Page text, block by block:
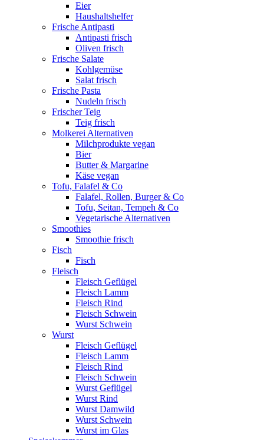
Eier
Haushaltshelfer
Frische Antipasti
Antipasti frisch
Oliven frisch
Frische Salate
Kohlgemüse
Salat frisch
Frische Pasta
Nudeln frisch
Frischer Teig
Teig frisch
Molkerei Alternativen
Milchprodukte vegan
Bier
Butter & Margarine
Käse vegan
Tofu, Falafel & Co
Falafel, Rollen, Burger & Co
Tofu, Seitan, Tempeh & Co
Vegetarische Alternativen
Smoothies
Smoothie frisch
Fisch
Fisch
Fleisch
Fleisch Geflügel
Fleisch Lamm
Fleisch Rind
Fleisch Schwein
Wurst Schwein
Wurst
Fleisch Geflügel
Fleisch Lamm
Fleisch Rind
Fleisch Schwein
Wurst Geflügel
Wurst Rind
Wurst Damwild
Wurst Schwein
Wurst im Glas